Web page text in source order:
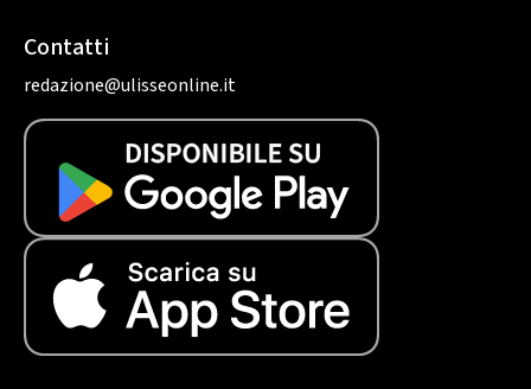
Contatti
redazione@ulisseonline.it